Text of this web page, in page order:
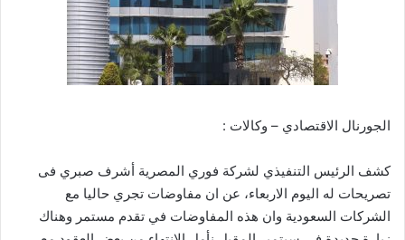
الجورنال الاقتصادي – وكالات :
كشف الرئيس التنفيذي لشركة فوري المصرية أشرف صبري فى
تصريحات له اليوم الاربعاء، عن ان مفاوضات تجري حاليا مع
الشركات السعودية وان هذه المفاوضات في تقدم مستمر وهناك